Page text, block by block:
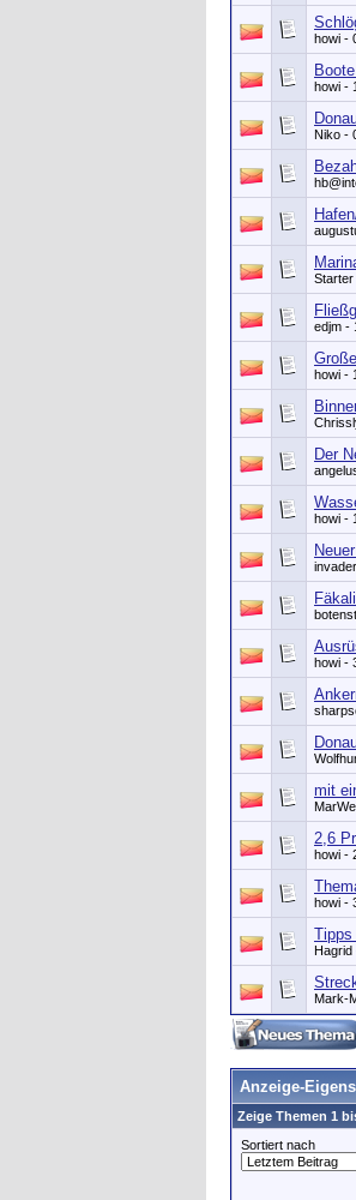
howi -
howi -
Niko -
Starter
edjm -
howi -
Der
howi -
howi -
mit
MarWe
2,6
howi -
howi -
Tipps
Hagrid
Mark-
Anzeige-
Zeige Themen 1
Sortiert nach